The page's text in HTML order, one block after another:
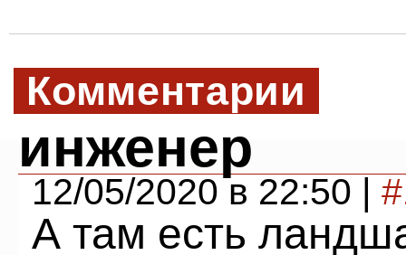
Комментарии
инженер
12/05/2020 в 22:50 |
А там есть